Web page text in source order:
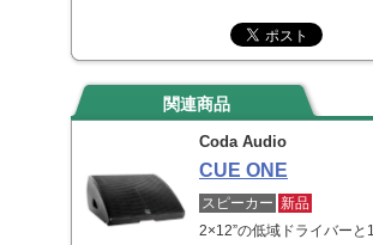
関連商品
Coda Audio
CUE ONE
スピーカー 新品
2×12”の低域ドライバー